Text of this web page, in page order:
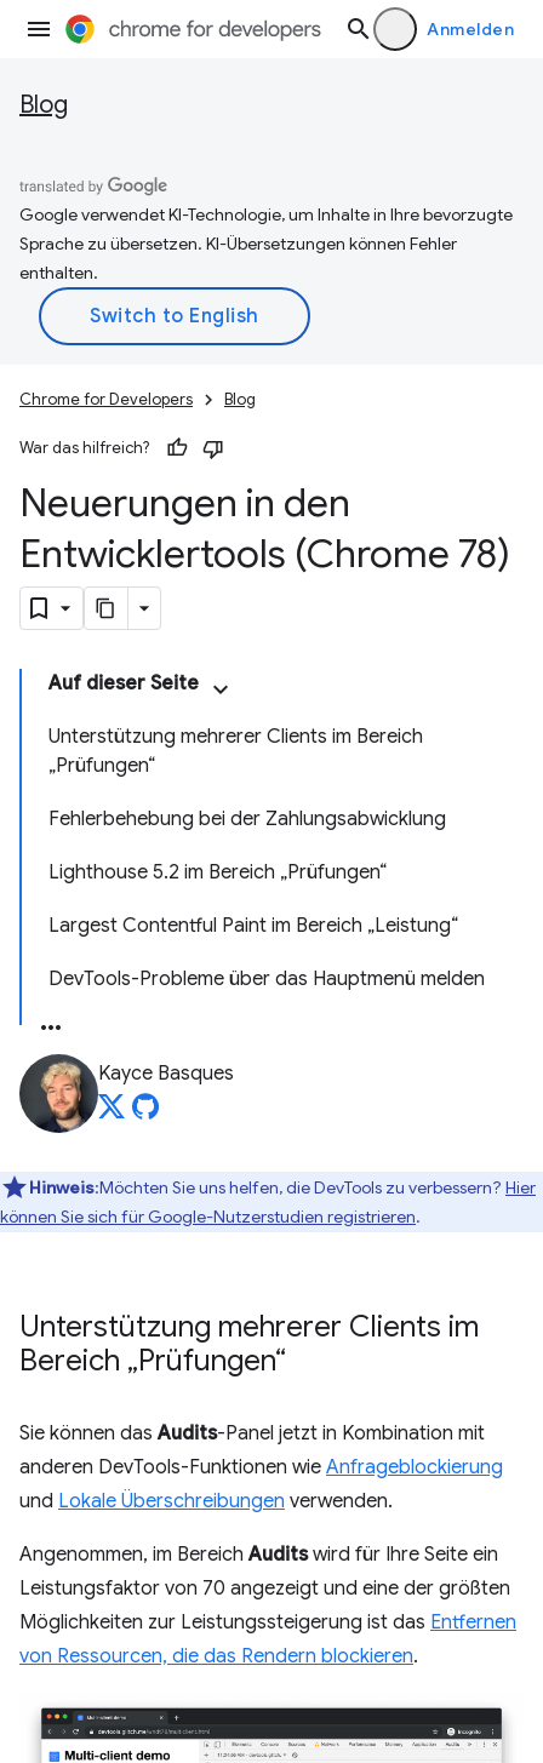
Anmelden
Blog
Google verwendet KI-Technologie, um Inhalte in Ihre bevorzugte
Sprache zu übersetzen. KI-Übersetzungen können Fehler
enthalten.
Chrome for Developers Blog
War das hilfreich?
Neuerungen in den
Entwicklertools (Chrome 78)
Auf dieser Seite
Unterstützung mehrerer Clients im Bereich
„Prüfungen“
Fehlerbehebung bei der Zahlungsabwicklung
Lighthouse 5.2 im Bereich „Prüfungen“
Largest Contentful Paint im Bereich „Leistung“
DevTools-Probleme über das Hauptmenü melden
Kayce Basques
Hinweis:Möchten Sie uns helfen, die DevTools zu verbessern? Hier
können Sie sich für Google-Nutzerstudien registrieren.
Unterstützung mehrerer Clients im
Bereich „Prüfungen“
Sie können dasAudits-Panel jetzt in Kombination mit
anderen DevTools-Funktionen wie Anfrageblockierung
und Lokale Überschreibungen verwenden.
Angenommen, im BereichAuditswird für Ihre Seite ein
Leistungsfaktor von 70 angezeigt und eine der größten
Möglichkeiten zur Leistungssteigerung ist das Entfernen
von Ressourcen, die das Rendern blockieren.